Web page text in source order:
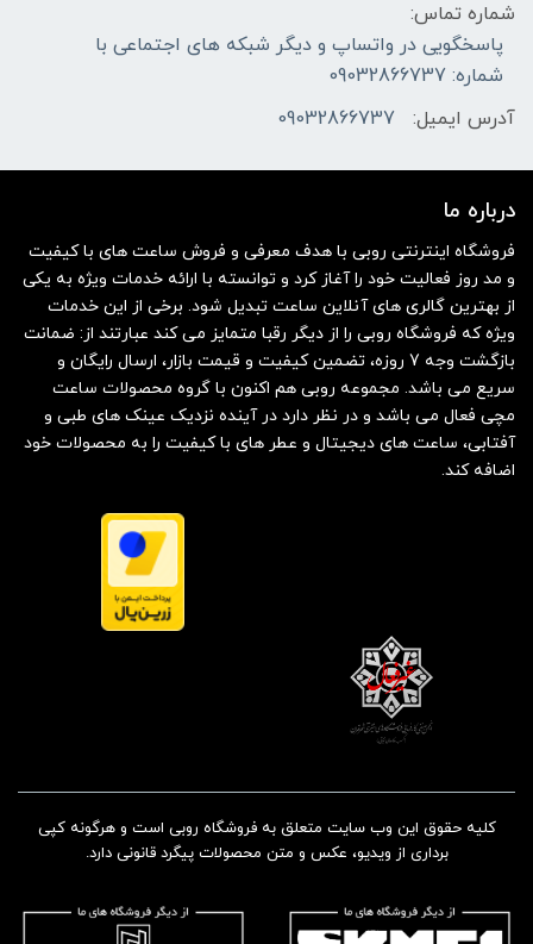
شماره تماس:
پاسخگویی در واتساپ و دیگر شبکه های اجتماعی با
شماره: 09032866737
آدرس ایمیل:
09032866737
درباره ما
فروشگاه اینترنتی روبی با هدف معرفی و فروش ساعت های با کیفیت
و مد روز فعالیت خود را آغاز کرد و توانسته با ارائه خدمات ویژه به یکی
از بهترین گالری های آنلاین ساعت تبدیل شود. برخی از این خدمات
ویژه که فروشگاه روبی را از دیگر رقبا متمایز می کند عبارتند از: ضمانت
بازگشت وجه 7 روزه، تضمین کیفیت و قیمت بازار، ارسال رایگان و
سریع می باشد. مجموعه روبی هم اکنون با گروه محصولات ساعت
مچی فعال می باشد و در نظر دارد در آینده نزدیک عینک های طبی و
آفتابی، ساعت های دیجیتال و عطر های با کیفیت را به محصولات خود
اضافه کند.
کلیه حقوق این وب سایت متعلق به فروشگاه روبی است و هرگونه کپی
برداری از ویدیو، عکس و متن محصولات پیگرد قانونی دارد.